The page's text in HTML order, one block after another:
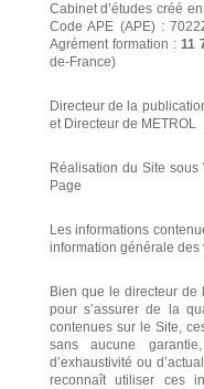
Cabinet d’études créé en
Code APE (APE) :
Agrément formation : 11
de-France)
Directeur de la
et Directeur de METROL
Réalisation du Site sous
Page
Les informations
information générale des
Bien que le directeur
pour s’assurer de la
contenues sur le Site,
sans aucune
d’exhaustivité ou
reconnaît utiliser ces